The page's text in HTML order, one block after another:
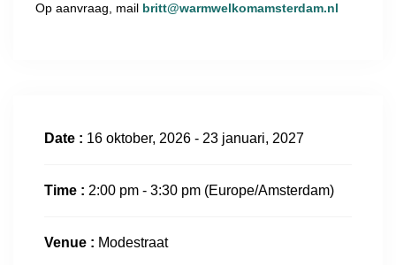
Op aanvraag, mail britt@warmwelkomamsterdam.nl
Date : 16 oktober, 2026 - 23 januari, 2027
Time : 2:00 pm - 3:30 pm (Europe/Amsterdam)
Venue : Modestraat